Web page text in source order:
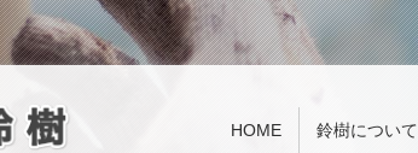
HOME 鈴樹について